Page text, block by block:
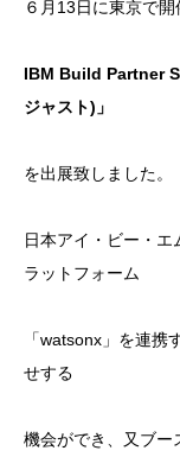
６月13日に東京で開
IBM Build Partner
ジャスト)」
を出展致しました。
日本アイ・ビー・
ラットフォーム
「watsonx」を連携
せする
機会ができ、又ブー